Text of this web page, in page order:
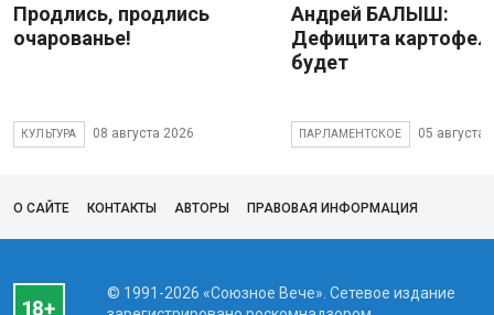
Продлись, продлись
очарованье!
КУЛЬТУРА 08 августа 2026
Андрей БАЛЫШ:
Дефицита
будет
ПАРЛАМЕНТСКОЕ 05 августа
О САЙТЕ КОНТАКТЫ АВТОРЫ ПРАВОВАЯ ИНФОРМАЦИЯ
© 1991-2026 «Союзное Вече». Сетевое издание